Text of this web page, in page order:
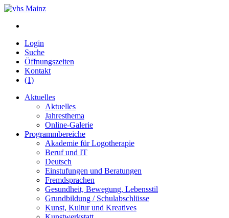
Login
Suche
Öffnungszeiten
Kontakt
(1)
Aktuelles
Aktuelles
Jahresthema
Online-Galerie
Programmbereiche
Akademie für Logotherapie
Beruf und IT
Deutsch
Einstufungen und Beratungen
Fremdsprachen
Gesundheit, Bewegung, Lebensstil
Grundbildung / Schulabschlüsse
Kunst, Kultur und Kreatives